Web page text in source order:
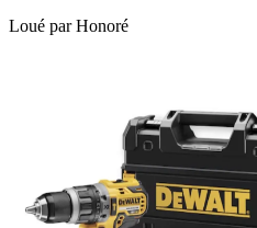
Loué parHonoré